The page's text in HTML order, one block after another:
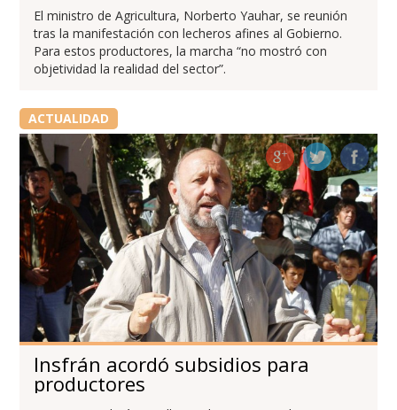
El ministro de Agricultura, Norberto Yauhar, se reunión
tras la manifestación con lecheros afines al Gobierno.
Para estos productores, la marcha “no mostró con
objetividad la realidad del sector”.
ACTUALIDAD
Insfrán acordó subsidios para
productores